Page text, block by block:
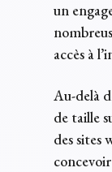
un
accès à
Au-delà
de taille
des sites